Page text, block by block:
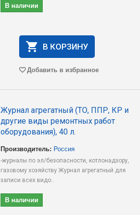
В наличии
В КОРЗИНУ
Добавить в избранное
Журнал агрегатный (ТО, ППР, КР и
другие виды ремонтных работ
оборудования), 40 л.
Производитель: Россия
-журналы по эл/безопасности, котлонадзору,
газовому хозяйству Журнал агрегатный для
записи всех видо..
В наличии